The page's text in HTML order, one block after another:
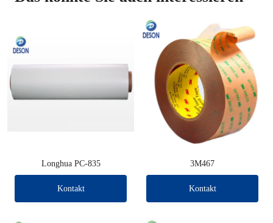
Longhua PC-835
Kontakt
3M467
Kontakt